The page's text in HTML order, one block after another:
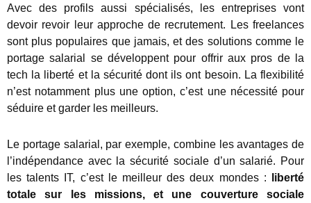
Avec des profils aussi spécialisés, les entreprises vont
devoir revoir leur approche de recrutement. Les freelances
sont plus populaires que jamais, et des solutions comme le
portage salarial se développent pour offrir aux pros de la
tech la liberté et la sécurité dont ils ont besoin. La flexibilité
n’est notamment plus une option, c’est une nécessité pour
séduire et garder les meilleurs.
Le portage salarial, par exemple, combine les avantages de
l’indépendance avec la sécurité sociale d’un salarié. Pour
les talents IT, c’est le meilleur des deux mondes :
liberté
totale sur les missions, et une couverture sociale